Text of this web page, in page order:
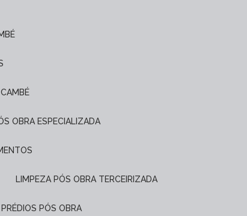
OBRA ESPECIALIZADA
LIMPEZA PÓS OBRA TERCEIRIZADA
PRÉDIOS PÓS OBRA